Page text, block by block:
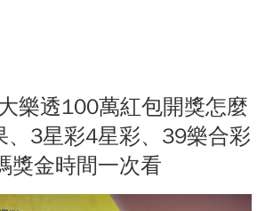
樂透100萬紅包開獎怎麼
、3星彩4星彩、39樂合彩
獎金時間一次看